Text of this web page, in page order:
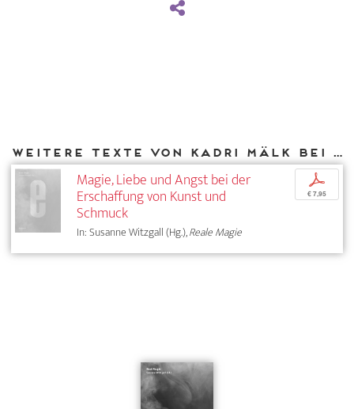
Weitere Texte von Kadri Mälk bei DIAPHANES
Magie, Liebe und Angst bei der
Erschaffung von Kunst und
Schmuck
In: Susanne Witzgall (Hg.),Reale Magie
p
€ 7,95